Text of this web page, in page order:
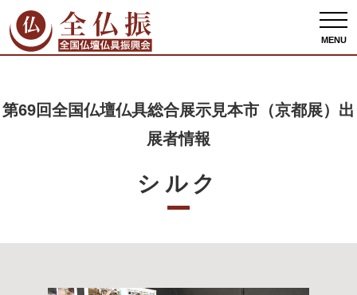
MENU
全仏振ホーム 出展者情報
第69回全国仏壇仏具総合展示見本市（京都展）出展者
情報
シルク
第69回全国仏壇仏具総合展示見本市（京都展）出
展者情報
シルク